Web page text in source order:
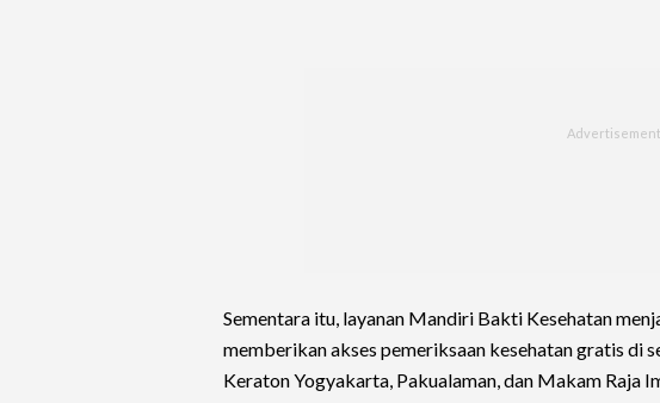
Sementara itu, layanan Mandiri Bakti Kesehatan
memberikan akses pemeriksaan kesehatan gratis di
Keraton Yogyakarta, Pakualaman, dan Makam Raja